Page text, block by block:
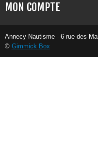
Annecy Nautisme - 6 rue des
© Gimmick Box
MON COMPTE